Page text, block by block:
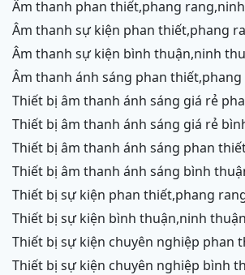
âm thanh phan thiết,phang rang,ninh chữ,vĩnh hy, cam
ranh
âm thanh sự kiện phan thiết,phang
âm thanh sự kiện bình thuận,ninh
âm thanh ánh sáng phan thiết,phang rang,ninh
chữ,vĩnh hy,cam ranh
thiết bị âm thanh ánh sáng giá rẻ phan thiết,phang
rang,ninh chữ,vĩnh hy, ninh thuận
thiết bị âm thanh ánh sáng giá rẻ bình thuận,ninh
thuận
thiết bị âm thanh ánh sáng phan thiết,phang
rang,ninh chữ,vĩnh hy,cam ranh
thiết bị âm thanh ánh sáng bình
thiết bị sự kiện phan thiết,phang
thiết bị sự kiện bình thuận,ninh thuận
thiết bị sự kiện chuyên nghiệp phan thiết,phang
rang,ninh chữ,vĩnh hy,cam ranh
thiết bị sự kiện chuyên nghiệp bình